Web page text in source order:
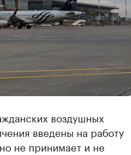
воздушных
введены на работу
не принимает и не